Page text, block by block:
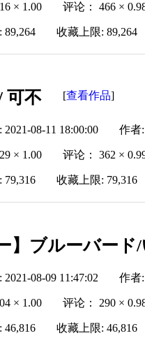
× 1.00 评论： 466 ×
89,264 收藏上限: 89,264
可不 [查看作品]
08-11 18:00:00 作者
× 1.00 评论： 362 ×
79,316 收藏上限: 79,316
】ブルーバー
08-09 11:47:02 作者
× 1.00 评论： 290 ×
46,816 收藏上限: 46,816